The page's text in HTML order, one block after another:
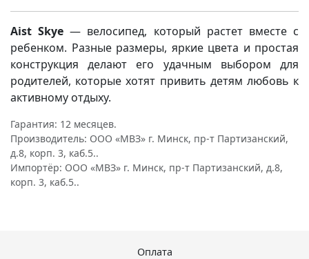
Aist Skye — велосипед, который растет вместе с
ребенком. Разные размеры, яркие цвета и простая
конструкция делают его удачным выбором для
родителей, которые хотят привить детям любовь к
активному отдыху.
Гарантия: 12 месяцев.
Производитель: ООО «МВЗ» г. Минск, пр-т Партизанский,
д.8, корп. 3, каб.5..
Импортёр: ООО «МВЗ» г. Минск, пр-т Партизанский, д.8,
корп. 3, каб.5..
Оплата